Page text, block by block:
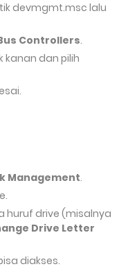
devmgmt.msc lalu
Controllers.
kanan dan pilih
Management.
huruf drive (misalnya
Drive Letter
diakses.